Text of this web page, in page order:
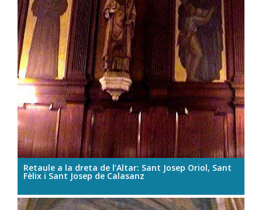
Retaule a la dreta de l’Altar: Sant Josep Oriol, Sant
Fèlix i Sant Josep de Calasanz